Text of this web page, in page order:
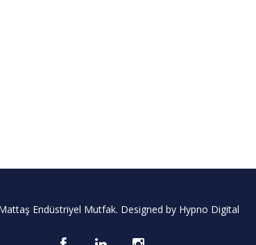
Endüstriyel Mutfak. Designed by Hypno Digital